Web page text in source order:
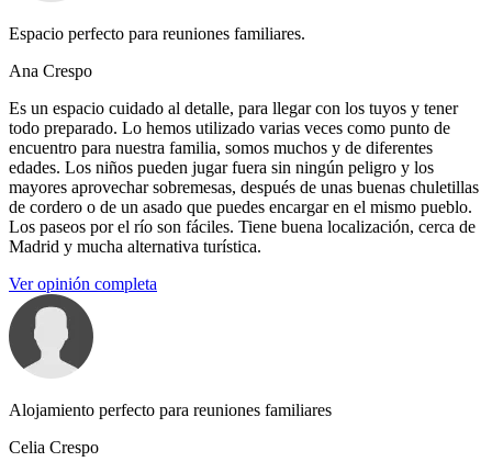
Espacio perfecto para reuniones familiares.
Ana Crespo
Es un espacio cuidado al detalle, para llegar con los tuyos y tener
todo preparado. Lo hemos utilizado varias veces como punto de
encuentro para nuestra familia, somos muchos y de diferentes
edades. Los niños pueden jugar fuera sin ningún peligro y los
mayores aprovechar sobremesas, después de unas buenas chuletillas
de cordero o de un asado que puedes encargar en el mismo pueblo.
Los paseos por el río son fáciles. Tiene buena localización, cerca de
Madrid y mucha alternativa turística.
Ver opinión completa
Alojamiento perfecto para reuniones familiares
Celia Crespo